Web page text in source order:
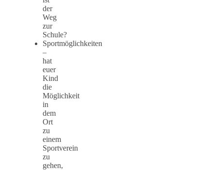
der
Weg
zur
Schule?
Sportmöglichkeiten
–
hat
euer
Kind
die
Möglichkeit
in
dem
Ort
zu
einem
Sportverein
zu
gehen,